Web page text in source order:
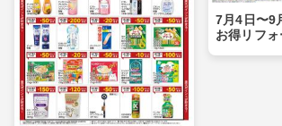
7月4日〜
お得リフォ